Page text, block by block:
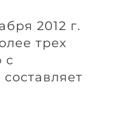
2012 г.
трех
с